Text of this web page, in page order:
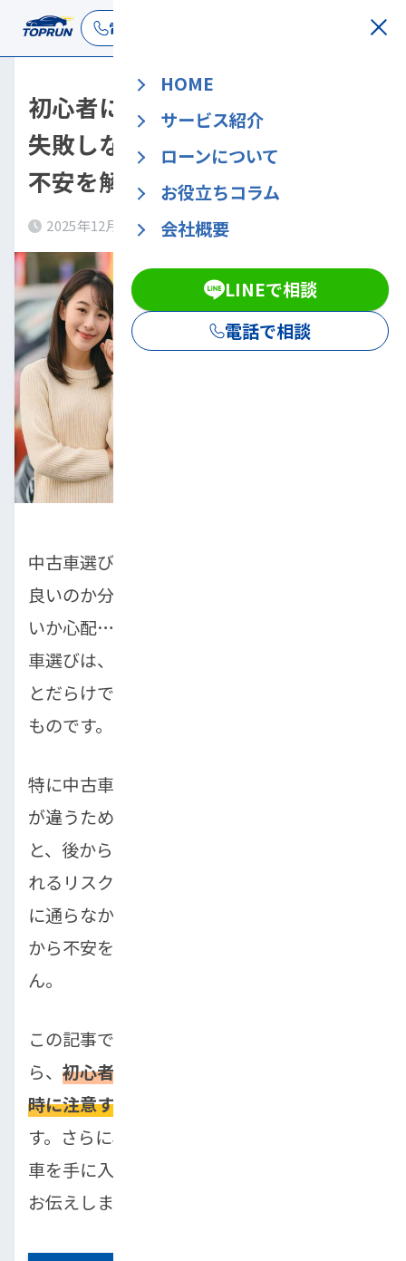
電話で相談
HOME
サービス紹介
ローンについて
お役立ちコラム
会社概要
LINEで相談
電話で相談
初心者におすすめの中古車は？
失敗しない選び方と審査落ちの
不安を解消する方法
2025年12月12日 2026年7月30日
中古車選びを始めたものの、「どこを見れば
良いのか分からない」「購入後すぐに壊れな
いか心配…」と悩んでいませんか？初めての
車選びは、ワクワクする反面、分からないこ
とだらけで、不安の方が大きくなってしまう
ものです。
特に中古車は、新車と違って一台一台の状態
が違うため、価格の安さだけで選んでしまう
と、後から思わぬ修理費やトラブルに悩まさ
れるリスクがあります。さらに「ローン審査
に通らなかったらどうしよう…」と、購入前
から不安を抱えている方も少なくありませ
ん。
この記事では、中古車選びのプロの視点か
ら、 初心者でも失敗しない車の選び方と購入
時に注意すべき点
す。さらに、ローン審査に不安がある方でも
車を手に入れられる方法についても具体的に
お伝えします。